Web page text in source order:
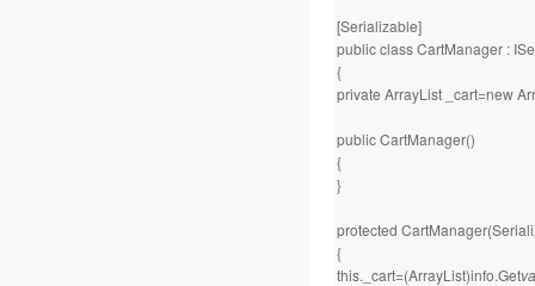
[Serializable]
public class CartManager :
{
private ArrayList _cart=new
public CartManager()
{
}
protected
{
this._cart=(ArrayList)info.Get